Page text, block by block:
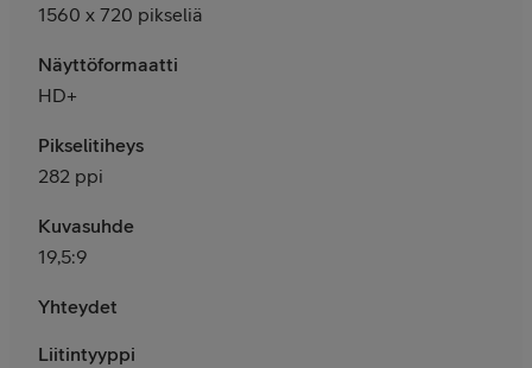
1560 x 720 pikseliä
Näyttöformaatti
HD+
Pikselitiheys
282 ppi
Kuvasuhde
19,5:9
Yhteydet
Liitintyyppi